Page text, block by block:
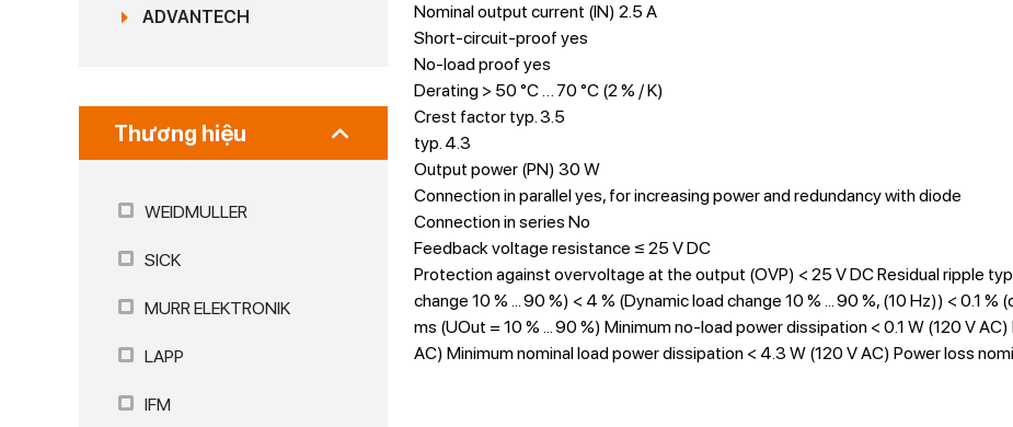
ADVANTECH
Thương hiệu
WEIDMULLER
SICK
MURR ELEKTRONIK
LAPP
IFM
Nominal output current (IN) 2.5 A
Short-circuit-proof yes
No-load proof yes
Derating > 50 °C … 70 °C (2 % / K)
Crest factor typ. 3.5
typ. 4.3
Output power (PN) 30 W
Connection in parallel yes, for increasing power and redundancy with diode
Connection in series No
Feedback voltage resistance ≤ 25 V DC
Protection against overvoltage at the output (OVP) < 25 V DC Residual ripple
change 10 % ... 90 %) < 4 % (Dynamic load change 10 % ... 90 %, (10 Hz)) < 0.1
ms (UOut = 10 % ... 90 %) Minimum no-load power dissipation < 0.1 W (120 V
AC) Minimum nominal load power dissipation < 4.3 W (120 V AC) Power loss